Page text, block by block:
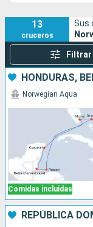
combina
es elNorwegian
13
cruceros
Sus
Filtrar
Comidas incluidas
Norwegian Aqua